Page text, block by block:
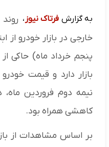
به گزارش فرتاک نیوز ،
خارجی در بازار خودرو از
پنجم خرداد ماه) حاکی
بازار دارد و قیمت
نیمه دوم فروردین
کاهشی همراه بود.
بر اساس مشاهدات از